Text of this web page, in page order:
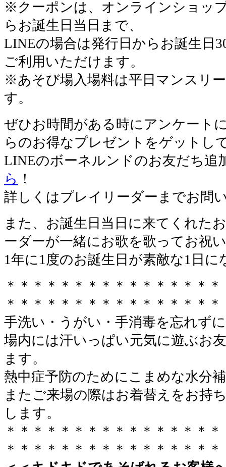
※クーポンは、オンラインショッ
らお誕生日当日まで、
LINEの場合は発行日からお誕生日
ご利用いただけます。
※あそび場入場料は平日マンスリ
す。
ぜひお時間がある時にアンケート
らのお得なプレゼントをゲットし
LINEのボーネルンドのお友だち追
ら ！
詳しくはプレイリーダーまでお問
また、お誕生日当日に来てくれた
ーダーが一緒にお歌を歌ってお祝
1年に1度のお誕生日が素敵な1日
＊＊＊＊＊＊＊＊＊＊＊＊＊＊＊
＊＊＊＊＊＊＊＊＊＊＊＊＊＊＊＊
手洗い・うがい・手消毒を忘れず
場内には汗いっぱい元気に遊ぶお
ます。
熱中症予防のためにこまめな水分
またご来場の際はお着替えをお持
します。
＊＊＊＊＊＊＊＊＊＊＊＊＊＊＊
＊＊＊＊＊＊＊＊＊＊＊＊＊＊＊＊